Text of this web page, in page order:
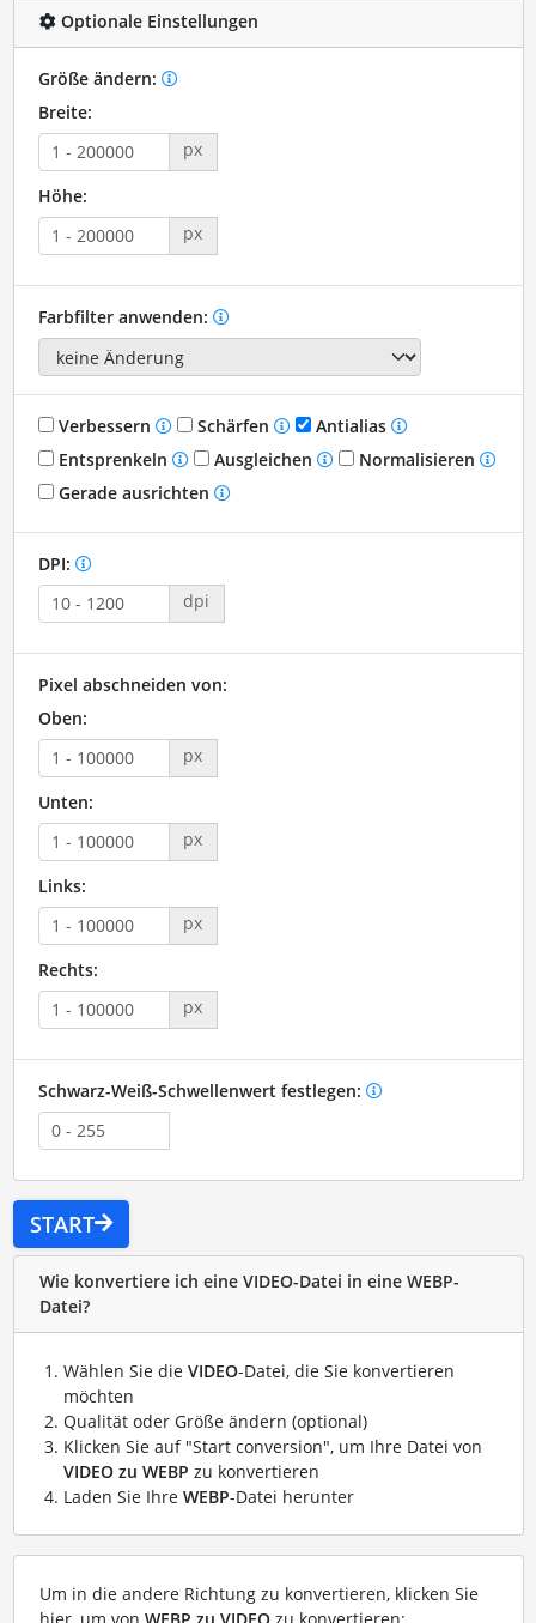
Optionale Einstellungen
Größe ändern:
Breite:
px
Höhe:
px
Farbfilter anwenden:
Verbessern Schärfen
Antialias
Entsprenkeln
Ausgleichen
Normalisieren
Gerade ausrichten
DPI:
dpi
Pixel abschneiden von:
Oben:
px
Unten:
px
Links:
px
Rechts:
px
Schwarz-Weiß-Schwellenwert festlegen:
START
Wie konvertiere ich eine VIDEO-Datei in eine WEBP-
Datei?
Wählen Sie die VIDEO-Datei, die Sie konvertieren
möchten
Qualität oder Größe ändern (optional)
Klicken Sie auf "Start conversion", um Ihre Datei von
VIDEO zu WEBP zu konvertieren
Laden Sie Ihre WEBP-Datei herunter
Um in die andere Richtung zu konvertieren, klicken Sie